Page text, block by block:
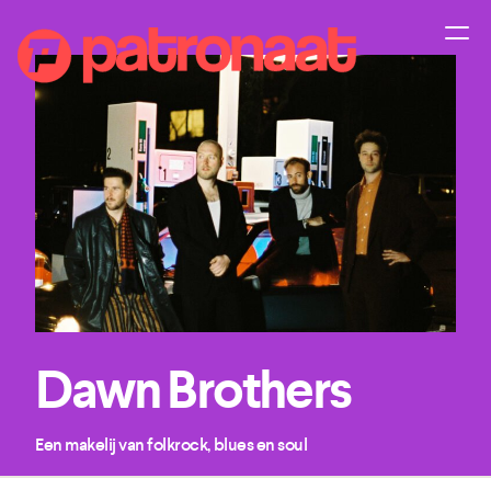
Dawn Brothers
Een makelij van folkrock, blues en soul